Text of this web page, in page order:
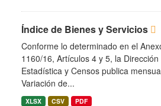
Índice de Bienes y Servicios
Conforme lo determinado en el
1160/16, Artículos 4 y 5, la
Estadística y Censos publica
Variación de...
XLSX CSV PDF